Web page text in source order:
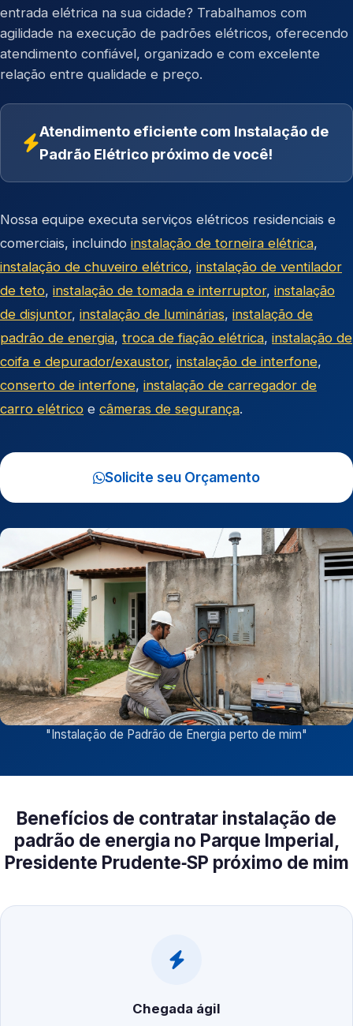
entrada elétrica na sua cidade? Trabalhamos com
agilidade na execução de padrões elétricos, oferecendo
atendimento confiável, organizado e com excelente
relação entre qualidade e preço.
Atendimento eficiente com Instalação de
Padrão Elétrico próximo de você!
Nossa equipe executa serviços elétricos residenciais e
comerciais, incluindo instalação de torneira elétrica,
instalação de chuveiro elétrico, instalação de ventilador
de teto, instalação de tomada e interruptor, instalação
de disjuntor, instalação de luminárias, instalação de
padrão de energia, troca de fiação elétrica, instalação de
coifa e depurador/exaustor, instalação de interfone,
conserto de interfone, instalação de carregador de
carro elétrico e câmeras de segurança.
Solicite seu Orçamento
"Instalação de Padrão de Energia perto de mim"
Benefícios de contratar instalação de
padrão de energia no Parque Imperial,
Presidente Prudente‑SP próximo de mim
Chegada ágil